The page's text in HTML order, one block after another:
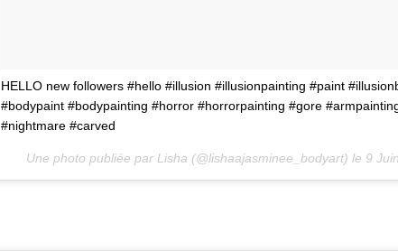
HELLO new followers #hello #illusion #illusionpainting #paint
#bodypaint #bodypainting #horror #horrorpainting #gore
#nightmare #carved
Une photo publiée par Lisha (@lishaajasminee_bodyart) le 9